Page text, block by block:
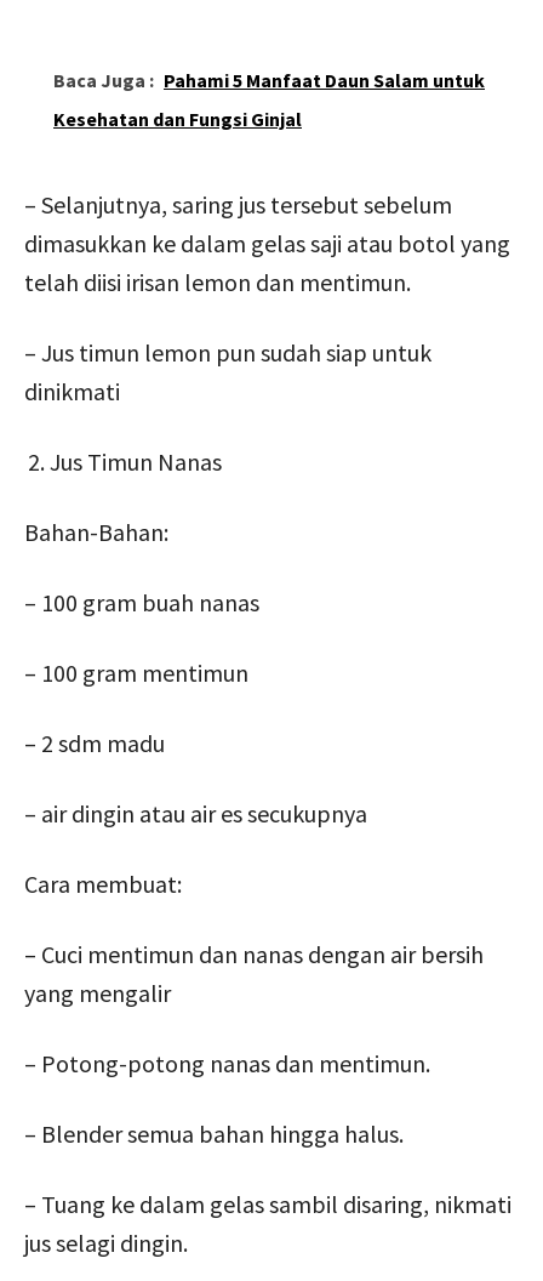
Baca Juga : Pahami 5 Manfaat Daun Salam untuk
Kesehatan dan Fungsi Ginjal
– Selanjutnya, saring jus tersebut sebelum
dimasukkan ke dalam gelas saji atau botol yang
telah diisi irisan lemon dan mentimun.
– Jus timun lemon pun sudah siap untuk
dinikmati
Jus Timun Nanas
Bahan-Bahan:
– 100 gram buah nanas
– 100 gram mentimun
– 2 sdm madu
– air dingin atau air es secukupnya
Cara membuat:
– Cuci mentimun dan nanas dengan air bersih
yang mengalir
– Potong-potong nanas dan mentimun.
– Blender semua bahan hingga halus.
– Tuang ke dalam gelas sambil disaring, nikmati
jus selagi dingin.